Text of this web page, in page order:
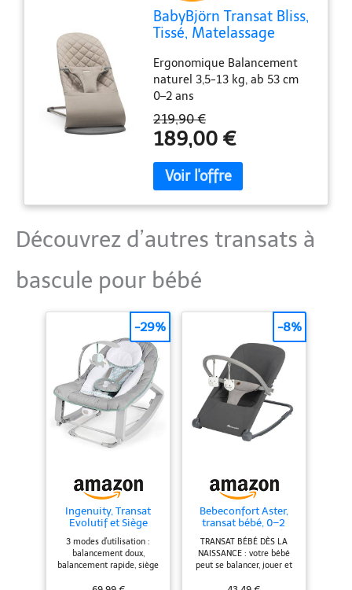
BabyBjörn Transat Bliss,
Tissé, Matelassage
Ergonomique Balancement
naturel 3,5-13 kg, ab 53 cm
0–2 ans
219,90 €
189,00 €
Découvrez d’autres transats à
bascule pour bébé
Ingenuity, Transat
Evolutif et Siège
3en1 Weaver,
Vibrations
Apaisantes, Arche de
3 modes d'utilisation :
balancement doux,
balancement rapide, siège
-29%
Bebeconfort Aster,
transat bébé, 0–2
ans, léger (2,7 kg),
pliable ultra
compact, dossier
réglable, arche de
TRANSAT BÉBÉ DÈS LA
NAISSANCE : votre bébé
peut se balancer, jouer et
-8%